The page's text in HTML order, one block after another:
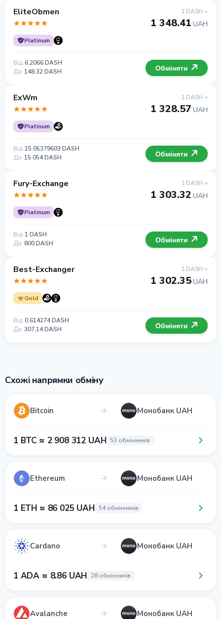
EliteObmen
Platinum
1 DASH =
1 348.41 UAH
Від 6.2066 DASH
До 148.32 DASH Обміняти
ExWm
Platinum
1 DASH =
1 328.57 UAH
Від 15.05379603 DASH
До 15 054 DASH Обміняти
Fury-Exchange
Platinum
1 DASH =
1 303.32 UAH
Від 1 DASH
До 800 DASH Обміняти
Best-Exchanger
Gold
1 DASH =
1 302.35UAH
Від 0.614274 DASH
До 307.14 DASH Обміняти
Схожі напрямки обміну
Bitcoin Монобанк UAH
1 BTC ≈ 2 908 312 UAH 53 обмінників
Ethereum Монобанк UAH
1 ETH ≈ 86 025 UAH 54 обмінників
Cardano Монобанк UAH
1 ADA ≈ 8.86 UAH 28 обмінників
Avalanche Монобанк UAH